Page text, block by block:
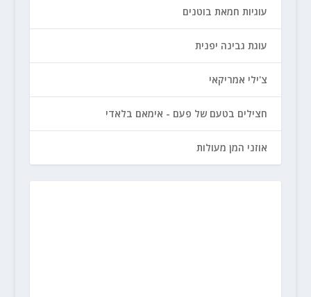
עוגיות חמאת בוטנים
עוגת גבינה יפנית
צ'ילי אמריקאי
חצילים בטעם של פעם - אימאם בלאדי
אוזני המן מעולות